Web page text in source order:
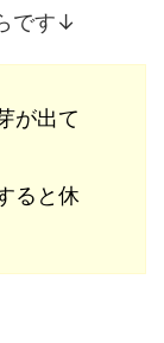
です↓
が出て
ると休